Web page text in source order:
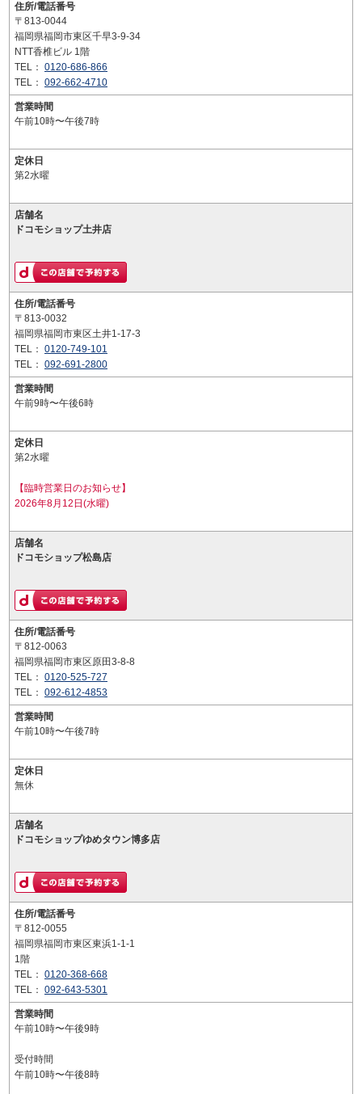
住所/電話番号
〒813-0044
福岡県福岡市東区千早3-9-34
NTT香椎ビル 1階
TEL： 0120-686-866
TEL： 092-662-4710
営業時間
午前10時〜午後7時
定休日
第2水曜
店舗名
ドコモショップ土井店
住所/電話番号
〒813-0032
福岡県福岡市東区土井1-17-3
TEL： 0120-749-101
TEL： 092-691-2800
営業時間
午前9時〜午後6時
定休日
第2水曜
【臨時営業日のお知らせ】
2026年8月12日(水曜)
店舗名
ドコモショップ松島店
住所/電話番号
〒812-0063
福岡県福岡市東区原田3-8-8
TEL： 0120-525-727
TEL： 092-612-4853
営業時間
午前10時〜午後7時
定休日
無休
店舗名
ドコモショップゆめタウン博多店
住所/電話番号
〒812-0055
福岡県福岡市東区東浜1-1-1
1階
TEL： 0120-368-668
TEL： 092-643-5301
営業時間
午前10時〜午後9時
受付時間
午前10時〜午後8時